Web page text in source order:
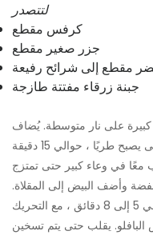
لتتصدر
كرفس مقطع
جزر صغير مقطع
مقطع إلى شرائح رفيعة
جبنة زرقاء مفتتة طازجة
كبيرة على نار متوسطة. يُضاف
معًا في وعاء كبير حتى تمتزج
وأضف البيض إلى المقلاة.
يُطهى حتى ينضج البيض تمامًا ، حوالي 5 إلى 8 دقائق ، مع التحريك
يقلب حتى يتم تسخين